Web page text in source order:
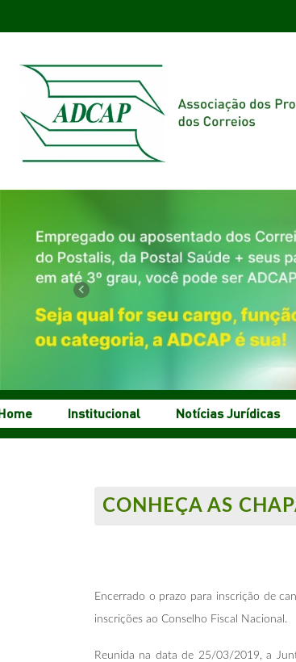
Previous
Institucional Notícias Jurídicas
CONHEÇA AS
Encerrado o prazo para inscrição de
inscrições ao Conselho Fiscal Nacional.
Reunida na data de 25/03/2019, a